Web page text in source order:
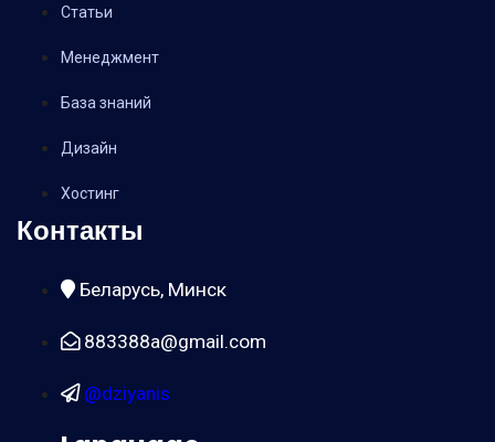
Статьи
Менеджмент
База знаний
Дизайн
Хостинг
Контакты
Беларусь, Минск
883388a@gmail.com
@dziyanis